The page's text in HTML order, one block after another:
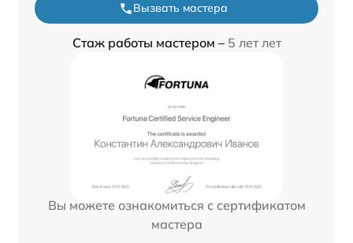
Вызвать мастера
Стаж работы мастером – 5 лет лет
Вы можете ознакомиться с сертификатом
мастера